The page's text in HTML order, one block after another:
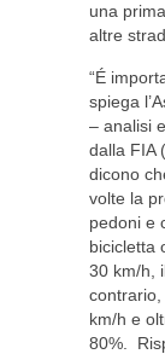
una
altre
“É
spiega
– analisi
dalla FIA
dicono
volte la
pedoni e
bicicletta
30 km/h,
contrario,
km/h e
80%.